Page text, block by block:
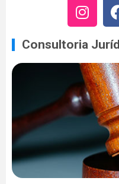
Consultoria